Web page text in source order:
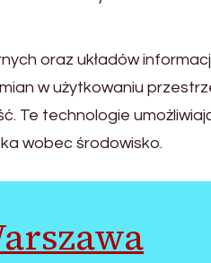
oraz układów
w użytkowaniu
Te technologie
wobec środowisko.